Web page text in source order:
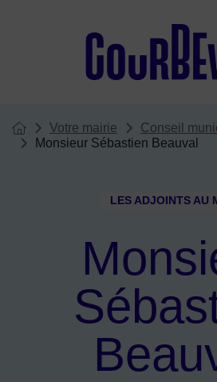
Vous êtes ici :
Page d'accueil du site
Votre mairie Conseil
Monsieur Sébastien Beauval
LES ADJOINTS AU